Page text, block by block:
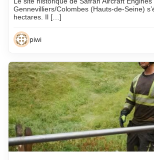
Gennevilliers/Colombes (Hauts-de-Seine)
hectares. Il […]
piwi